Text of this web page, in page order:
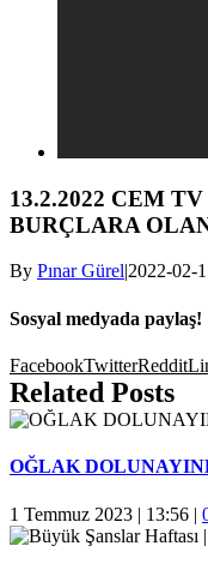
13.2.2022 CEM
BURÇLARA
By Pınar Gürel|2022-02-
Sosyal medyada paylaş!
FacebookTwitterReddit
Related Posts
OĞLAK
1 Temmuz 2023 | 13:56 |